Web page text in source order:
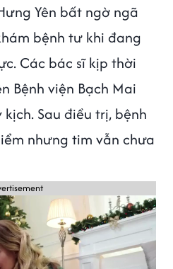
Yên bất ngờ ngã
bệnh tư khi đang
Các bác sĩ kịp thời
Bệnh viện Bạch Mai
Sau điều trị, bệnh
nhưng tim vẫn chưa